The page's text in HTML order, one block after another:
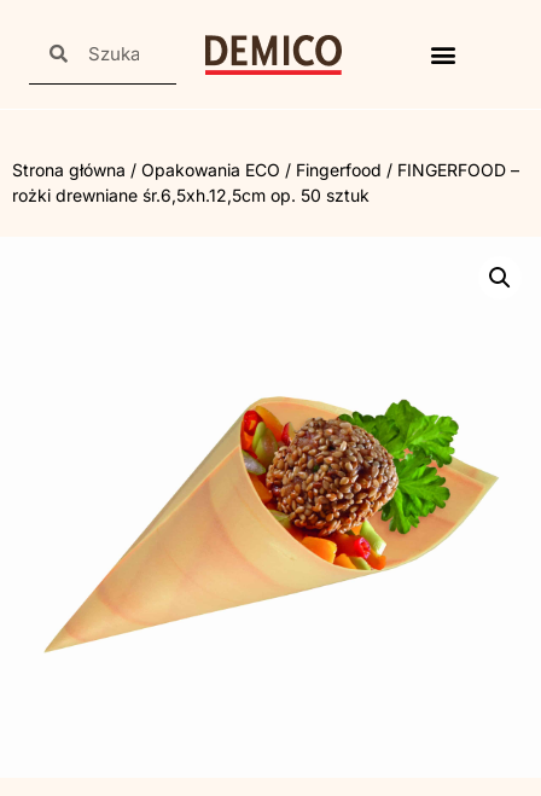
Strona główna / Opakowania ECO / Fingerfood / FINGERFOOD –
rożki drewniane śr.6,5xh.12,5cm op. 50 sztuk